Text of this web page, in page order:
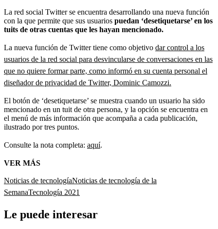
La red social Twitter se encuentra desarrollando una nueva función
con la que permite que sus usuarios puedan ‘desetiquetarse’ en los
tuits de otras cuentas que les hayan mencionado.
La nueva función de Twitter tiene como objetivo dar control a los
usuarios de la red social para desvincularse de conversaciones en las
que no quiere formar parte, como informó en su cuenta personal el
diseñador de privacidad de Twitter, Dominic Camozzi.
El botón de ‘desetiquetarse’ se muestra cuando un usuario ha sido
mencionado en un tuit de otra persona, y la opción se encuentra en
el menú de más información que acompaña a cada publicación,
ilustrado por tres puntos.
Consulte la nota completa: aquí.
VER MÁS
Noticias de tecnologíaNoticias de tecnología de la
SemanaTecnología 2021
Le puede interesar